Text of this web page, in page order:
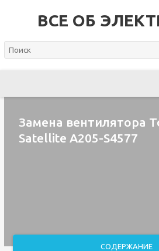
ВСЕ ОБ
Замена вентилятора
Satellite A205-S4577
СОДЕРЖАНИЕ